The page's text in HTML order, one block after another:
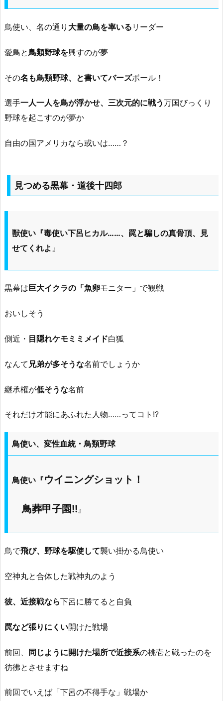
鳥使い、名の通り 大量の鳥を率いる リーダー
愛鳥と鳥類野球を興すのが夢
その名も鳥類野球、と書いてバーズボール！
選手一人一人を鳥が浮かせ、三次元的に戦う万国びっくり
野球を起こすのが夢か
自由の国アメリカなら或いは……？
見つめる黒幕・道後十四郎
獣使い『毒使い下呂ヒカル……、罠と騙しの真骨頂、見
せてくれよ 』
黒幕は 巨大イクラの「魚卵モニター」で観戦
おいしそう
側近・ 目隠れケモミミメイド白狐
なんて 兄弟が多そうな名前でしょうか
継承権が低そうな名前
それだけ才能にあふれた人物……ってコト!?
鳥使い、変性血統・鳥類野球
鳥使い『ウイニングショット！
鳥葬甲子園!! 』
鳥で飛び、野球を駆使して襲い掛かる鳥使い
空神丸と合体した戦神丸のよう
彼、近接戦なら下呂に勝てると自負
罠など張りにくい開けた戦場
前回、 同じように開けた場所で近接系の桃壱と戦ったのを
彷彿とさせますね
前回でいえば「下呂の不得手な」戦場か